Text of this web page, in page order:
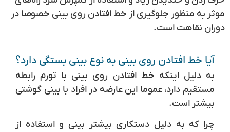
موثر به منظور جلوگیری از خط افتادن روی بینی خصوصا در
دوران نقاهت است.
آیا خط افتادن روی بینی به نوع بینی بستگی دارد؟
به دلیل اینکه خط افتادن روی بینی با تورم رابطه
مستقیم دارد، عموما این عارضه در افراد با بینی گوشتی
بیشتر است.
چرا که به دلیل دستکاری بیشتر بینی و استفاده از